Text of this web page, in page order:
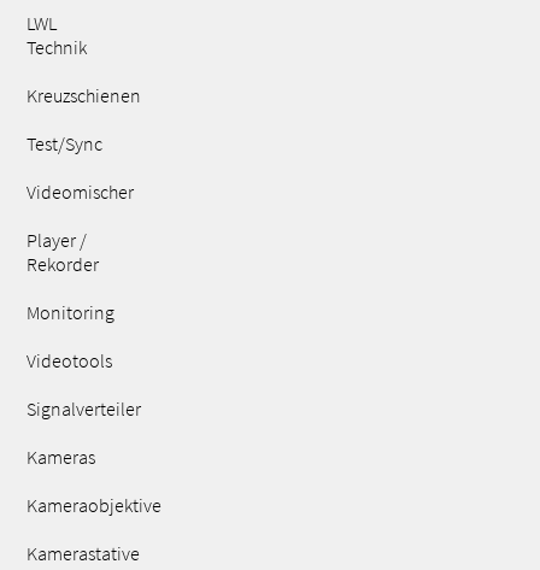
LWL
Technik
Kreuzschienen
Test/Sync
Videomischer
Player /
Rekorder
Monitoring
Videotools
Signalverteiler
Kameras
Kameraobjektive
Kamerastative